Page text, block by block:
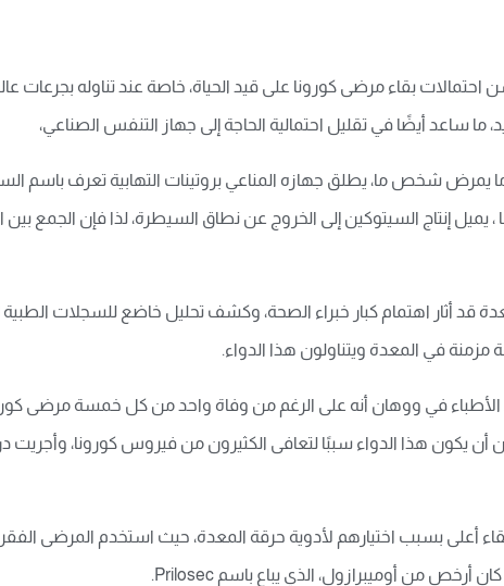
بقاء مرضى كورونا على قيد الحياة، خاصة عند تناوله بجرعات
ساعد أيضًا في تقليل احتمالية الحاجة إلى جهاز التنفس الصناعي،
شخص ما، يطلق جهازه المناعي بروتينات التهابية تعرف باسم
إنتاج السيتوكين إلى الخروج عن نطاق السيطرة، لذا فإن الجمع
قد أثار اهتمام كبار خبراء الصحة، وكشف تحليل خاضع للسجلات الطبية
في المعدة ويتناولون هذا الدواء.
في ووهان أنه على الرغم من وفاة واحد من كل خمسة مرضى
أن يكون هذا الدواء سببًا لتعافى الكثيرون من فيروس كورونا،
بسبب اختيارهم لأدوية حرقة المعدة، حيث استخدم المرضى
كان أرخص من أوميبرازول، الذي يباع باسم Prilosec
.